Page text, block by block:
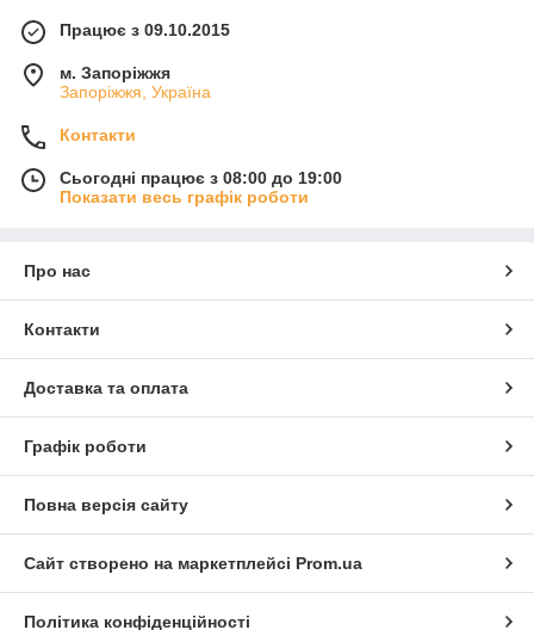
Працює з 09.10.2015
м. Запоріжжя
Запоріжжя, Україна
Контакти
Сьогодні працює з 08:00 до 19:00
Показати весь графік роботи
Про нас
Контакти
Доставка та оплата
Графік роботи
Повна версія сайту
Сайт створено на маркетплейсі Prom.ua
Політика конфіденційності